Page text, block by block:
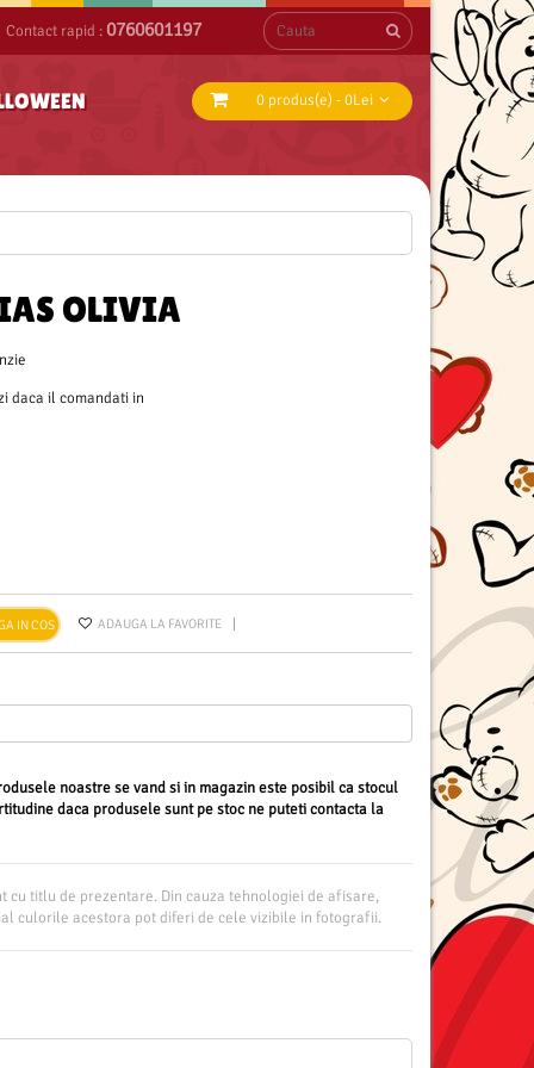
Contact rapid : 0760601197
0 produs(e) - 0Lei
OLIVIA
daca il comandati in
ADAUGA LA FAVORITE
noastre se vand si in magazin este posibil ca stocul
daca produsele sunt pe stoc ne puteti contacta la
cu titlu de prezentare. Din cauza tehnologiei de afisare,
culorile acestora pot diferi de cele vizibile in fotografii.